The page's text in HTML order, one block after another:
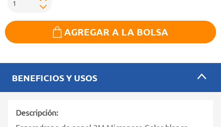
AGREGAR A LA BOLSA
BENEFICIOS Y USOS
Descripción: